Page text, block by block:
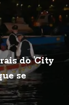
do 'City
se